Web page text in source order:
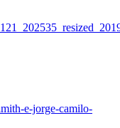
e-jorge-camilo-